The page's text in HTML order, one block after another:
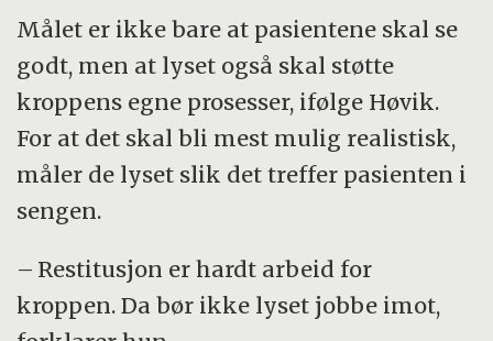
Målet er ikke bare at pasientene skal se
godt, men at lyset også skal støtte
kroppens egne prosesser, ifølge Høvik.
For at det skal bli mest mulig realistisk,
måler de lyset slik det treffer pasienten i
sengen.
– Restitusjon er hardt arbeid for
kroppen. Da bør ikke lyset jobbe imot,